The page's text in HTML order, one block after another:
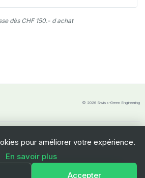
dès CHF 150.- d achat
© 2026 Swiss-Green Engineering
Sàrl
pour améliorer votre expérience.
En savoir plus
Accepter